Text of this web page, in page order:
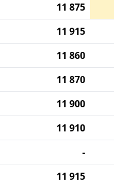
11 875
11 915
11 860
11 870
11 900
11 910
-
11 915